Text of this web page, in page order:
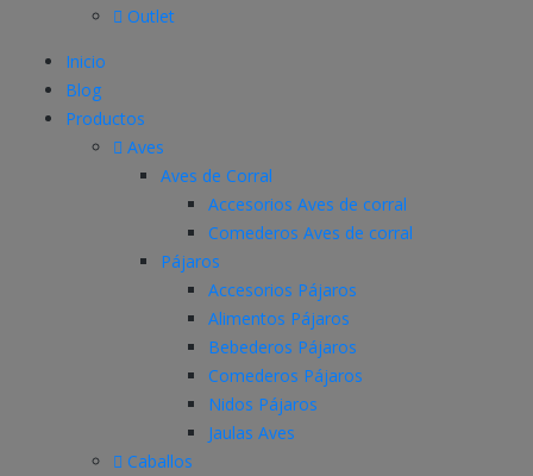
Outlet
Inicio
Blog
Productos
Aves
Aves de Corral
Accesorios Aves de corral
Comederos Aves de corral
Pájaros
Accesorios Pájaros
Alimentos Pájaros
Bebederos Pájaros
Comederos Pájaros
Nidos Pájaros
Jaulas Aves
Caballos